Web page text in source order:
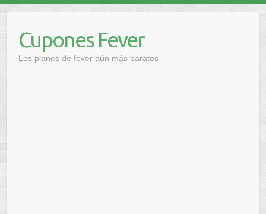
contenidoCupones Fever
Los planes de fever aún más baratos